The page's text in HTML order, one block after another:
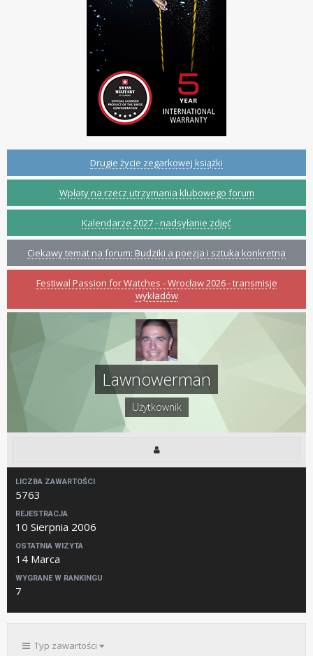
Drugie życie zegarkowej książki
Wpłaty na rzecz utrzymania klubowego forum
Kalendarze 2027 - nadsyłanie zdjęć
Ciekawy temat na forum: Budziki a poezja i sztuka konkretna
Festiwal Passion for Watches - Wrocław 2026 - transmisje
wykładów
Lawnowerman
Użytkownik
LICZBA ZAWARTOŚCI
5763
REJESTRACJA
10 Sierpnia 2006
OSTATNIA WIZYTA
14 Marca
WYGRANE W RANKINGU
7
Typ zawartości